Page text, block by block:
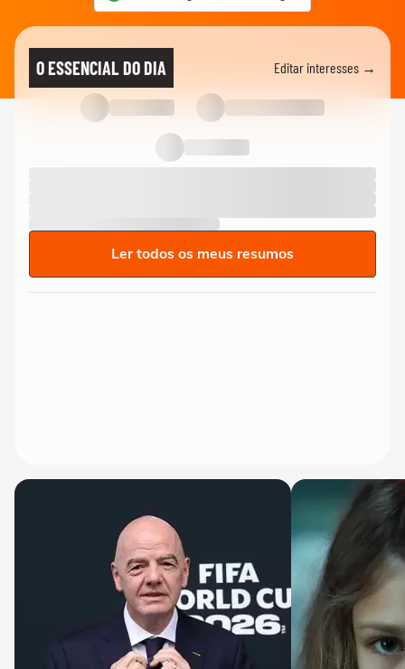
O ESSENCIAL DO DIA Editar interesses →
Ler todos os meus resumos